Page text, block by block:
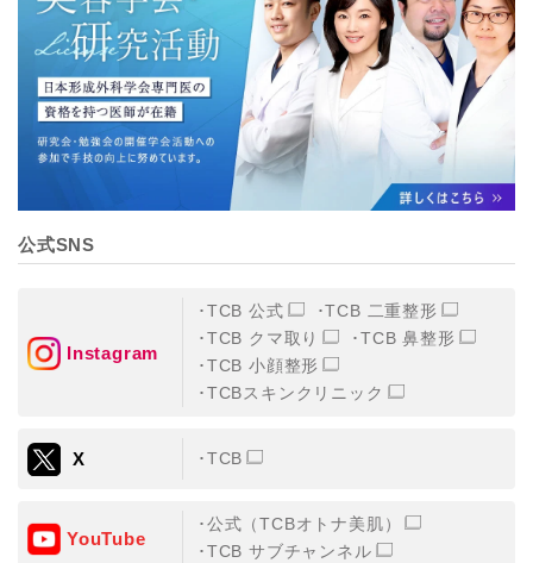
TCBグループは、取り扱う個人情報を、厳正な管理の下
に蓄積・保管し、当該個人情報への不正アクセス・紛
失・破壊・改ざんおよび漏洩等を防止するため、必要か
つ適切な組織的・人的・物理的・技術的防御措置を講じ
ます。
【個人情報の共同利用について】
TCBグループは、【利用目的】達成に必要な範囲で、取
得情報を共同して利用することがあります。
なお、共同利用にあたっては、一般社団法人メディカル
す。
一般社団法人メディカルアライアンス
①共同して利用される情報
②共同して利用する者の範囲
③共同利用する者の利用目的
公式SNS
Instagram
TCB 公式
TCB 二重整形
TCB クマ取り
TCB 鼻整形
TCB 小顔整形
TCBスキンクリニック
X TCB
YouTube
公式（TCBオトナ美肌）
TCB サブチャンネル